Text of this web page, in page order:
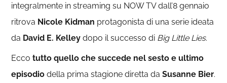
integralmente in streaming su NOW TV dall’8 gennaio
ritrova Nicole Kidman protagonista di una serie ideata
da David E. Kelley dopo il successo di Big Little Lies.
Eccotutto quello che succede nel sesto e ultimo
episodio della prima stagione diretta daSusanne Bier.